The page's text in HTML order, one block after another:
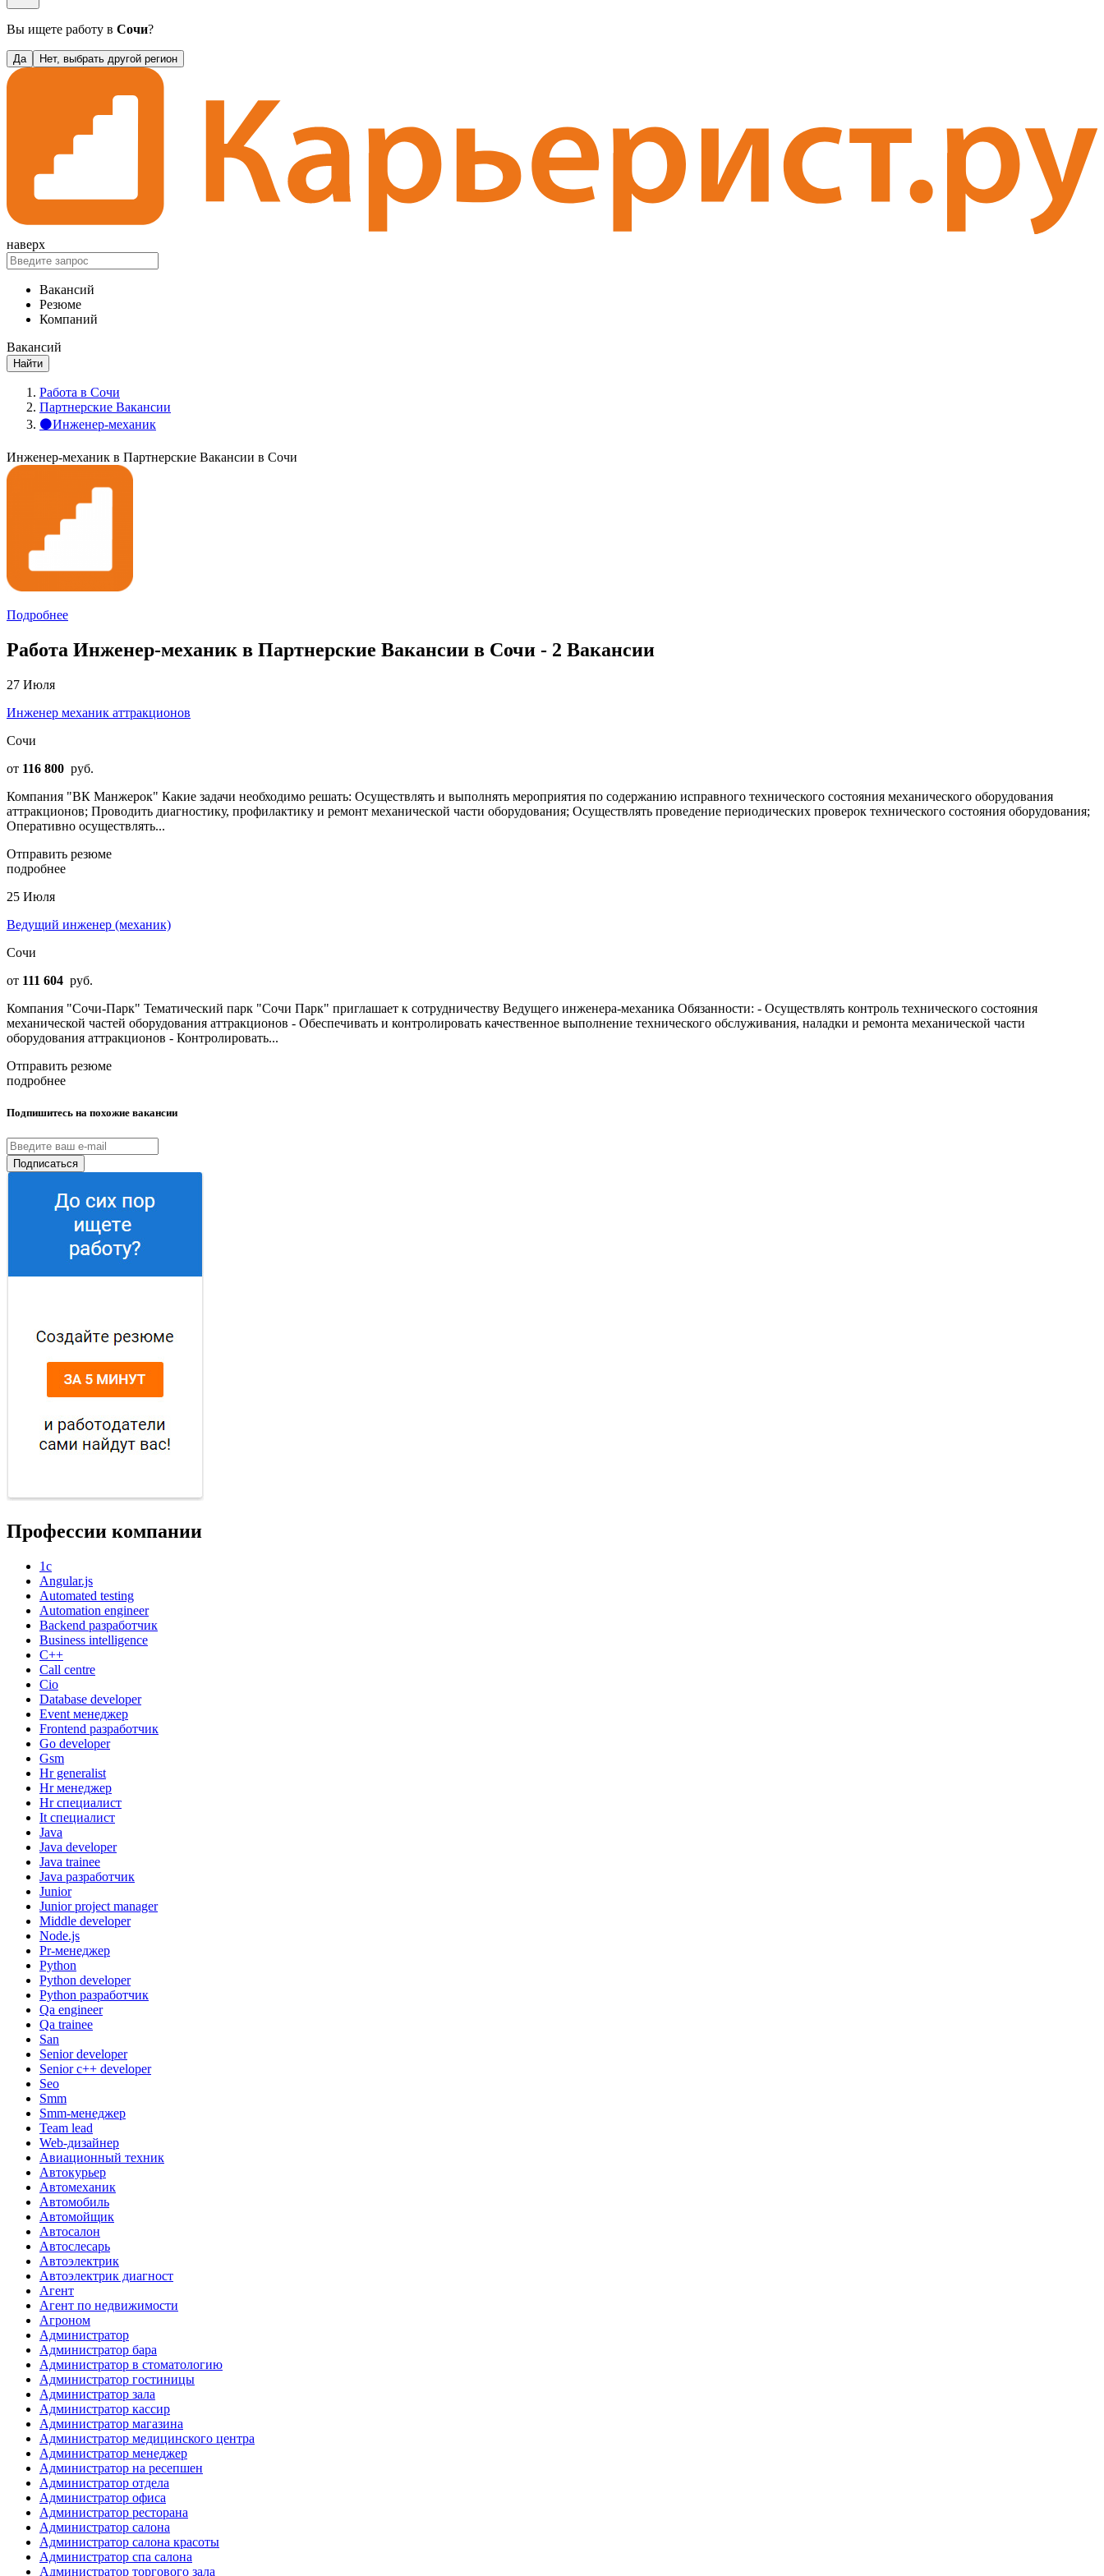
Вы ищете работу в Сочи?
Да Нет, выбрать другой регион
наверх
Вакансий
Резюме
Компаний
Вакансий
Найти
Работа в Сочи
Партнерские Вакансии
⚫Инженер-механик
Инженер-механик в Партнерские Вакансии в Сочи
Подробнее
Работа Инженер-механик в Партнерские Вакансии в Сочи - 2 Вакансии
27 Июля
Инженер механик аттракционов
Сочи
от 116 800 руб.
Компания "ВК Манжерок" Какие задачи необходимо решать: Осуществлять и выполнять мероприятия по содержанию исправного технического состояния механического оборудования
аттракционов; Проводить диагностику, профилактику и ремонт механической части оборудования; Осуществлять проведение периодических проверок технического состояния оборудования;
Оперативно осуществлять...
Отправить резюме
подробнее
25 Июля
Ведущий инженер (механик)
Сочи
от 111 604 руб.
Компания "Сочи-Парк" Тематический парк "Сочи Парк" приглашает к сотрудничеству Ведущего инженера-механика Обязанности: - Осуществлять контроль технического состояния
механической частей оборудования аттракционов - Обеспечивать и контролировать качественное выполнение технического обслуживания, наладки и ремонта механической части
оборудования аттракционов - Контролировать...
Отправить резюме
подробнее
Подпишитесь на похожие вакансии
Подписаться
Профессии компании
1с
Angular.js
Automated testing
Automation engineer
Backend разработчик
Business intelligence
C++
Call centre
Cio
Database developer
Event менеджер
Frontend разработчик
Go developer
Gsm
Hr generalist
Hr менеджер
Hr специалист
It специалист
Java
Java developer
Java trainee
Java разработчик
Junior
Junior project manager
Middle developer
Node.js
Pr-менеджер
Python
Python developer
Python разработчик
Qa engineer
Qa trainee
San
Senior developer
Senior с++ developer
Seo
Smm
Smm-менеджер
Team lead
Web-дизайнер
Авиационный техник
Автокурьер
Автомеханик
Автомобиль
Автомойщик
Автосалон
Автослесарь
Автоэлектрик
Автоэлектрик диагност
Агент
Агент по недвижимости
Агроном
Администратор
Администратор бара
Администратор в стоматологию
Администратор гостиницы
Администратор зала
Администратор кассир
Администратор магазина
Администратор медицинского центра
Администратор менеджер
Администратор на ресепшен
Администратор отдела
Администратор офиса
Администратор ресторана
Администратор салона
Администратор салона красоты
Администратор спа салона
Администратор торгового зала